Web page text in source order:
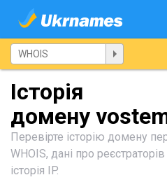
Історія
домену
Перевірте історію домену
WHOIS, дані про
історія IP.